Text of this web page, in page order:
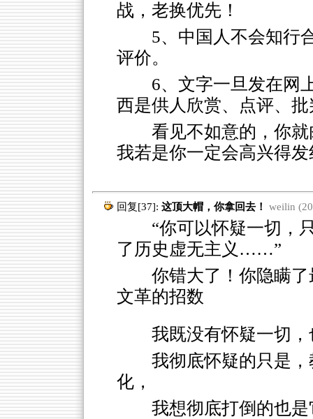
战，老换优先！
5、中国人不会知行
评价。
6、文字一旦发在网
西是供人欣赏、点评、批
看见不如意的，你
我若是你一定会高兴得发
回复[37]: 这顶大帽，你拿回去！ weilin
“你可以怀疑一切，只
了历史虚无主义……”
你错大了！你隐瞒
文革的招数
我既没有怀疑一切
我彻底怀疑的只是
化，
我想彻底打倒的也